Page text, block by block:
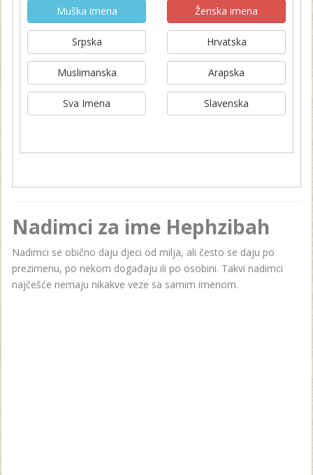
Muška imena Ženska imena
Srpska Hrvatska
Muslimanska Arapska
Sva Imena Slavenska
Nadimci za ime Hephzibah
Nadimci se obično daju djeci od milja, ali često se daju po
prezimenu, po nekom događaju ili po osobini. Takvi nadimci
najčešće nemaju nikakve veze sa samim imenom.